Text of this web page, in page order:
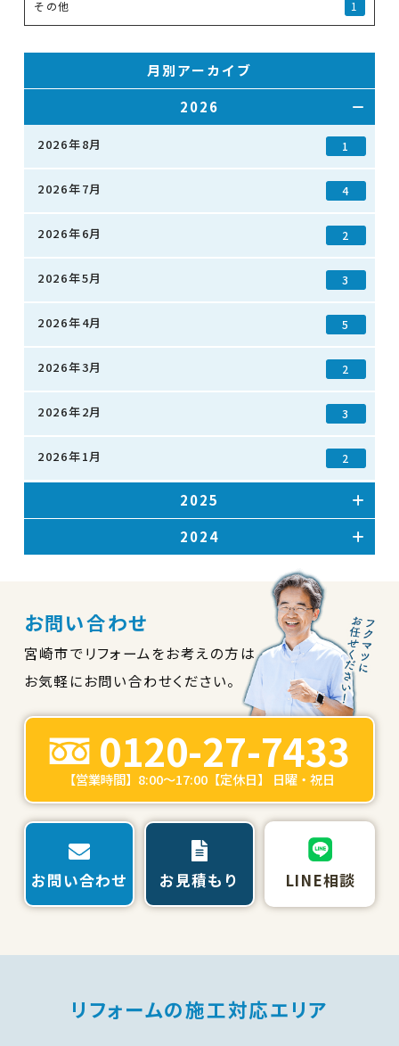
その他 1
月別アーカイブ
2026
2026年8月 1
2026年7月 4
2026年6月 2
2026年5月 3
2026年4月 5
2026年3月 2
2026年2月 3
2026年1月 2
2025
2024
お問い合わせ
宮崎市でリフォームをお考えの方は
お気軽にお問い合わせください。
0120-27-7433
【営業時間】8:00～17:00【定休日】 日曜・祝日
お問い合わせ お見積もり LINE相談
リフォームの施工対応エリア